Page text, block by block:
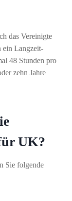
das Vereinigte
ein Langzeit-
48 Stunden pro
zehn Jahre
UK?
Sie folgende